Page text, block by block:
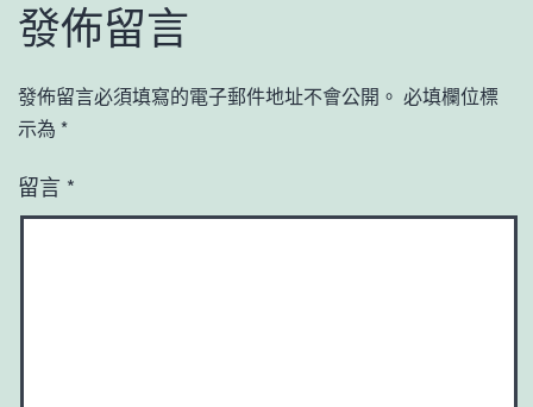
發佈留言
發佈留言必須填寫的電子郵件地址不會公開。 必填欄位標
示為 *
留言 *